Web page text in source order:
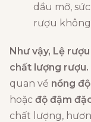
dầu mỡ,
rượu
Như vậy, Lệ
chất lượng rượu.
quan về nồng
hoặc độ đậm
chất lượng,